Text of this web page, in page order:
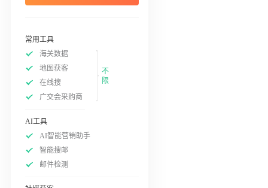
常用工具
海关数据
地图获客
在线搜
广交会采购商
不
限
AI工具
AI智能营销助手
智能搜邮
邮件检测